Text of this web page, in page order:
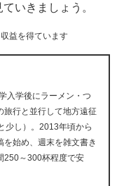
いきましょう。
益を得ています
入学後にラーメン・つ
旅行と並行して地方遠征
少し）。2013年頃から
を始め、週末を雑文書き
250～300杯程度で安